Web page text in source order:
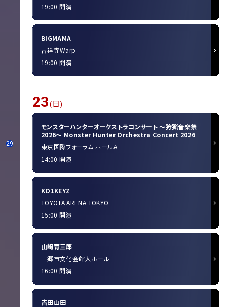
29
19:00 開演
BIGMAMA
吉祥寺Warp
19:00 開演
23(日)
モンスターハンターオーケストラコンサート 〜狩猟音楽祭
2026〜 Monster Hunter Orchestra Concert 2026
東京国際フォーラム ホールA
14:00 開演
KO1KEYZ
TOYOTA ARENA TOKYO
15:00 開演
山崎育三郎
三郷市文化会館大ホール
16:00 開演
吉田山田